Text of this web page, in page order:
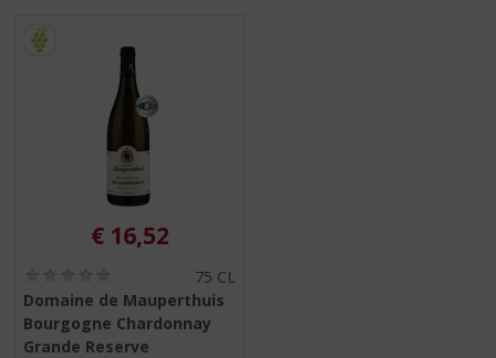
p
r
n
a
v
€ 16,52
,
0
/
75 CL
Domaine de Mauperthuis
Bourgogne Chardonnay
Grande Reserve